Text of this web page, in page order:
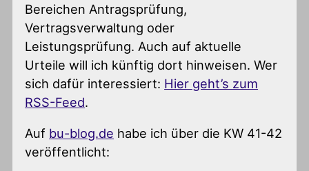
Bereichen Antragsprüfung,
Vertragsverwaltung oder
Leistungsprüfung. Auch auf aktuelle
Urteile will ich künftig dort hinweisen. Wer
sich dafür interessiert: Hier geht’s zum
RSS-Feed.
Auf bu-blog.de habe ich über die KW 41-42
veröffentlicht: